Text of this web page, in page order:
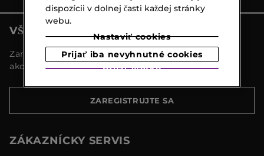
VŠETKY NOVINKY MARIONNAUD
Zaregistrujte sa a objavte naše najnovšie novinky a
akcie
ZAREGISTRUJTE SA
ZÁKAZNÍCKY SERVIS
dispozícii v dolnej časti každej stránky
webu.
Nastaviť cookies
Prijať iba nevyhnutné cookies
Prijať všetko